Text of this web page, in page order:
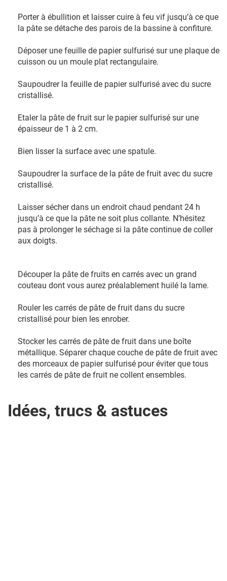
Porter à ébullition et laisser cuire à feu vif jusqu’à ce que
la pâte se détache des parois de la bassine à confiture.
Déposer une feuille de papier sulfurisé sur une plaque de
cuisson ou un moule plat rectangulaire.
Saupoudrer la feuille de papier sulfurisé avec du sucre
cristallisé.
Etaler la pâte de fruit sur le papier sulfurisé sur une
épaisseur de 1 à 2 cm.
Bien lisser la surface avec une spatule.
Saupoudrer la surface de la pâte de fruit avec du sucre
cristallisé.
Laisser sécher dans un endroit chaud pendant 24 h
jusqu’à ce que la pâte ne soit plus collante. N’hésitez
pas à prolonger le séchage si la pâte continue de coller
aux doigts.
Découper la pâte de fruits en carrés avec un grand
couteau dont vous aurez préalablement huilé la lame.
Rouler les carrés de pâte de fruit dans du sucre
cristallisé pour bien les enrober.
Stocker les carrés de pâte de fruit dans une boîte
métallique. Séparer chaque couche de pâte de fruit avec
des morceaux de papier sulfurisé pour éviter que tous
les carrés de pâte de fruit ne collent ensembles.
Idées, trucs & astuces